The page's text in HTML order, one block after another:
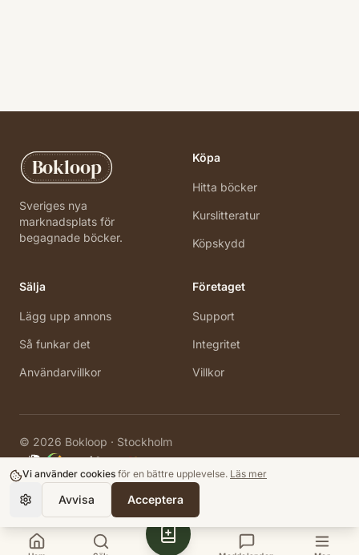
Bokloop
Sveriges nya
marknadsplats för
begagnade böcker.
Köpa
Hitta böcker
Kurslitteratur
Köpskydd
Sälja
Lägg upp annons
Så funkar det
Användarvillkor
Företaget
Support
Integritet
Villkor
© 2026 Bokloop · Stockholm
Vi använder cookies för en bättre upplevelse. Läs mer
Avvisa Acceptera